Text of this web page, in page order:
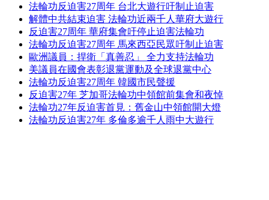
法輪功反迫害27周年 台北大遊行吁制止迫害
解體中共結束迫害 法輪功近兩千人華府大遊行
反迫害27周年 華府集會吁停止迫害法輪功
法輪功反迫害27周年 馬來西亞民眾吁制止迫害
歐洲議員：捍衛「真善忍」 全力支持法輪功
美議員在國會表彰退黨運動及全球退黨中心
法輪功反迫害27周年 韓國市民聲援
反迫害27年 芝加哥法輪功中領館前集會和夜悼
法輪功27年反迫害首見：舊金山中領館開大燈
法輪功反迫害27年 多倫多逾千人雨中大遊行